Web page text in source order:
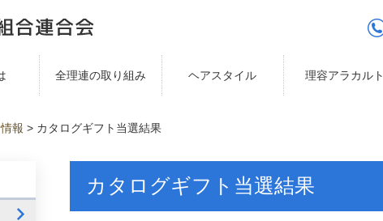
全理連の取り組み ヘアスタイル 理容アラカルト
報 > カタログギフト当選結果
カタログギフト当選結果